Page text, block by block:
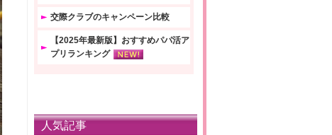
交際クラブのキャンペーン比較
【2025年最新版】おすすめパパ活ア
プリランキング
人気記事